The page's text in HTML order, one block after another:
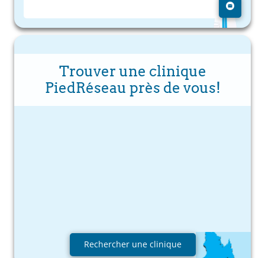
Trouver une clinique
PiedRéseau près de vous!
Rechercher une clinique